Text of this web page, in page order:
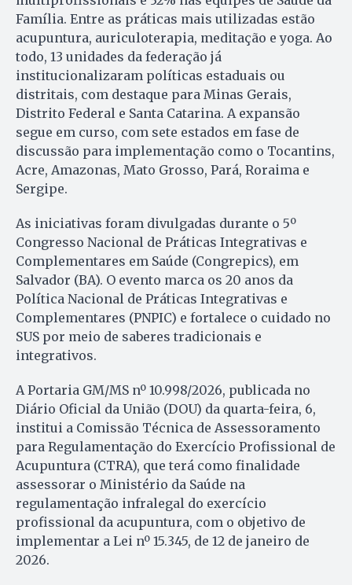
Família. Entre as práticas mais utilizadas estão
acupuntura, auriculoterapia, meditação e yoga. Ao
todo, 13 unidades da federação já
institucionalizaram políticas estaduais ou
distritais, com destaque para Minas Gerais,
Distrito Federal e Santa Catarina. A expansão
segue em curso, com sete estados em fase de
discussão para implementação como o Tocantins,
Acre, Amazonas, Mato Grosso, Pará, Roraima e
Sergipe.
As iniciativas foram divulgadas durante o 5º
Congresso Nacional de Práticas Integrativas e
Complementares em Saúde (Congrepics), em
Salvador (BA). O evento marca os 20 anos da
Política Nacional de Práticas Integrativas e
Complementares (PNPIC) e fortalece o cuidado no
SUS por meio de saberes tradicionais e
integrativos.
A Portaria GM/MS nº 10.998/2026, publicada no
Diário Oficial da União (DOU) da quarta-feira, 6,
institui a Comissão Técnica de Assessoramento
para Regulamentação do Exercício Profissional de
Acupuntura (CTRA), que terá como finalidade
assessorar o Ministério da Saúde na
regulamentação infralegal do exercício
profissional da acupuntura, com o objetivo de
implementar a Lei nº 15.345, de 12 de janeiro de
2026.